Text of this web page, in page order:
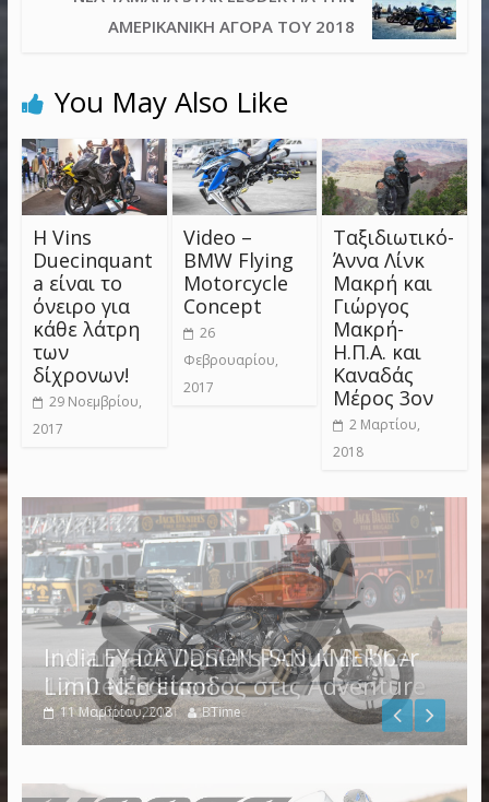
ΑΜΕΡΙΚΆΝΙΚΗ ΑΓΟΡΆ ΤΟΥ 2018
You May Also Like
Η Vins
Duecinquant
a είναι το
όνειρο για
κάθε λάτρη
των
δίχρονων!
29 Νοεμβρίου,
2017
Video –
BMW Flying
Motorcycle
Concept
26
Φεβρουαρίου,
2017
Ταξιδιωτικό-
Άννα Λίνκ
Μακρή και
Γιώργος
Μακρή-
Η.Π.Α. και
Καναδάς
Μέρος 3ον
2 Μαρτίου,
2018
Indian Jack Daniel’s Scout Bobber
Limited Edition
11 Μαρτίου, 2018 BTime